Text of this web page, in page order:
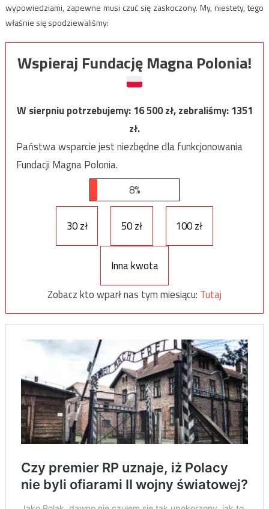
wypowiedziami, zapewne musi czuć się zaskoczony. My, niestety, tego
właśnie się spodziewaliśmy:
Wspieraj Fundację Magna Polonia!
W sierpniu potrzebujemy:16 500zł, zebraliśmy:1351
zł.
Państwa wsparcie jest niezbędne dla funkcjonowania
Fundacji Magna Polonia.
8%
30 zł 50 zł 100 zł
Inna kwota
Zobacz kto wparł nas tym miesiącu: Tutaj